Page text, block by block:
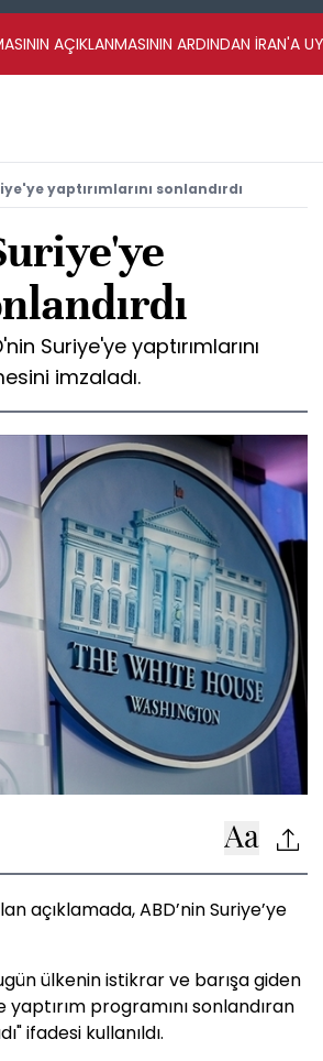
AÇIKLANMASININ ARDINDAN İRAN'A
yaptırımlarını sonlandırdı
Suriye'ye yaptırımlarını
imzaladı.
açıklamada, ABD’nin Suriye’ye
ülkenin istikrar ve barışa giden
programını sonlandıran
ifadesi kullanıldı.